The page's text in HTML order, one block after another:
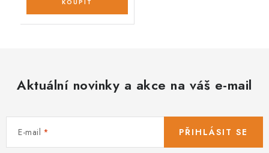
Aktuální novinky a akce na váš e-mail
E-mail PŘIHLÁSIT SE